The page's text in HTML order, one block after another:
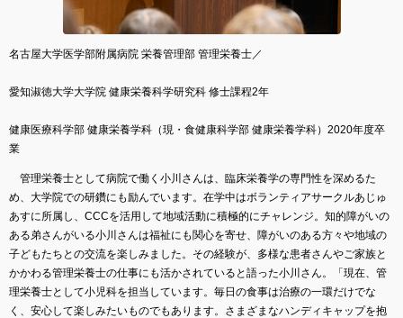
名古屋大学医学部附属病院 栄養管理部 管理栄養士／
愛知淑徳大学大学院 健康栄養科学研究科 修士課程2年
健康医療科学部 健康栄養学科（現・食健康科学部 健康栄養学科）2020年度卒
業
管理栄養士として病院で働く小川さんは、臨床栄養学の専門性を深めるた
め、大学院での研鑽にも励んでいます。在学中はボランティアサークルあじゅ
あすに所属し、CCCを活用して地域活動に積極的にチャレンジ。知的障がいの
ある弟さんがいる小川さんは福祉にも関心を寄せ、障がいのある方々や地域の
子どもたちとの交流を楽しみました。その経験が、多様な患者さんやご家族と
かかわる管理栄養士の仕事にも活かされていると語った小川さん。「現在、管
理栄養士として小児科を担当しています。毎日の食事は治療の一環だけでな
く、安心して楽しみたいものでもあります。さまざまなハンディキャップを抱